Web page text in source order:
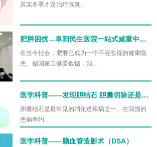
其实冬季才是治疗腋臭...
肥胖困扰→阜阳民生医院一站式减重中心来帮您
在当今社会，肥胖已成为一个不容忽视的健康隐
患。据国家卫健委数据，我...
医学科普——发现胆结石 胆囊切除还是保留
胆囊结石是最常见的消化道疾病之一。在我国的
患病率约...
医学科普——脑血管造影术（DSA）